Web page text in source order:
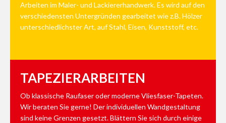
Arbeiten im Maler- und Lackiererhandwerk. Es wird auf den
verschiedensten Untergründen gearbeitet wie z.B. Hölzer
unterschiedlichster Art, auf Stahl, Eisen, Kunststoff, etc.
TAPEZIERARBEITEN
Ob klassische Raufaser oder moderne Vliesfaser-Tapeten.
Wir beraten Sie gerne! Der individuellen Wandgestaltung
sind keine Grenzen gesetzt. Blättern Sie sich durch einige